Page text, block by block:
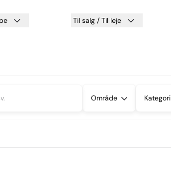
Til salg / Til leje
Område Kategori